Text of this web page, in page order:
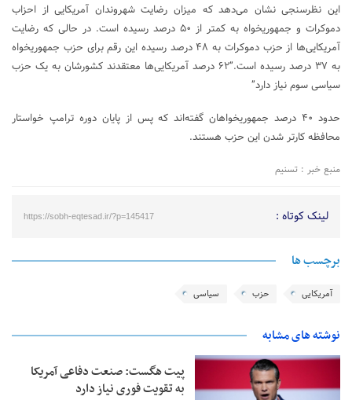
این نظرسنجی نشان می‌دهد که میزان رضایت شهروندان آمریکایی از احزاب
دموکرات و جمهوریخواه به کمتر از ۵۰ درصد رسیده است. در حالی که رضایت
آمریکایی‌ها از حزب دموکرات به ۴۸ درصد رسیده این رقم برای حزب جمهوریخواه
به ۳۷ درصد رسیده است.”۶۲ درصد آمریکایی‌ها معتقدند کشورشان به یک حزب
سیاسی سوم نیاز دارد”
حدود ۴۰ درصد جمهوریخواهان گفته‌اند که پس از پایان دوره ترامپ خواستار
محافظه کارتر شدن این حزب هستند.
منبع خبر : تسنیم
لینک کوتاه : https://sobh-eqtesad.ir/?p=145417
برچسب ها
آمریکایی حزب سیاسی
نوشته های مشابه
پیت هگست: صنعت دفاعی آمریکا
به تقویت فوری نیاز دارد